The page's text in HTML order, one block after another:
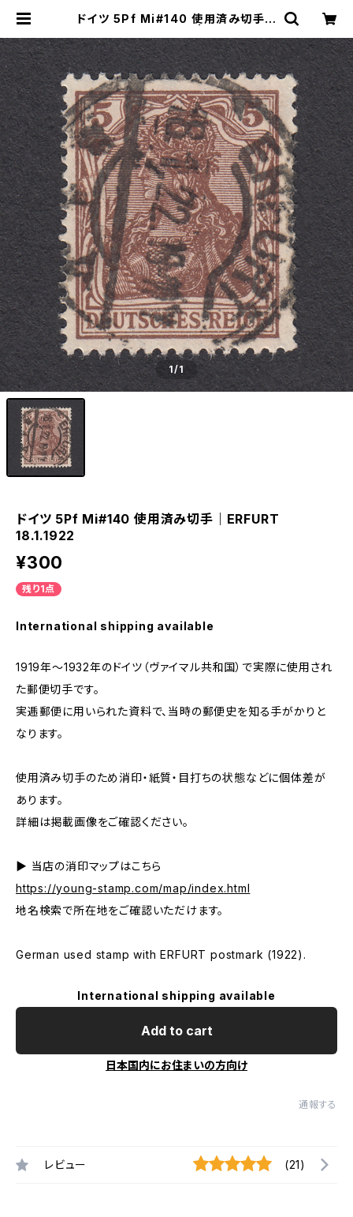
ドイツ 5Pf Mi#140 使用済み切手｜
プのネットショップ | Young Stamp
1/1
ドイツ 5Pf Mi#140 使用済み切手｜ERFURT
18.1.1922
¥300
残り1点
International shipping available
1919年～1932年のドイツ（ヴァイマル共和国）で実際に使用され
た郵便切手です。
実逓郵便に用いられた資料で、当時の郵便史を知る手がかりと
なります。
使用済み切手のため消印・紙質・目打ちの状態などに個体差が
あります。
詳細は掲載画像をご確認ください。
▶ 当店の消印マップはこちら
https://young-stamp.com/map/index.html
地名検索で所在地をご確認いただけます。
German used stamp with ERFURT postmark (1922).
International shipping available
Add to cart
日本国内にお住まいの方向け
通報する
レビュー (21)